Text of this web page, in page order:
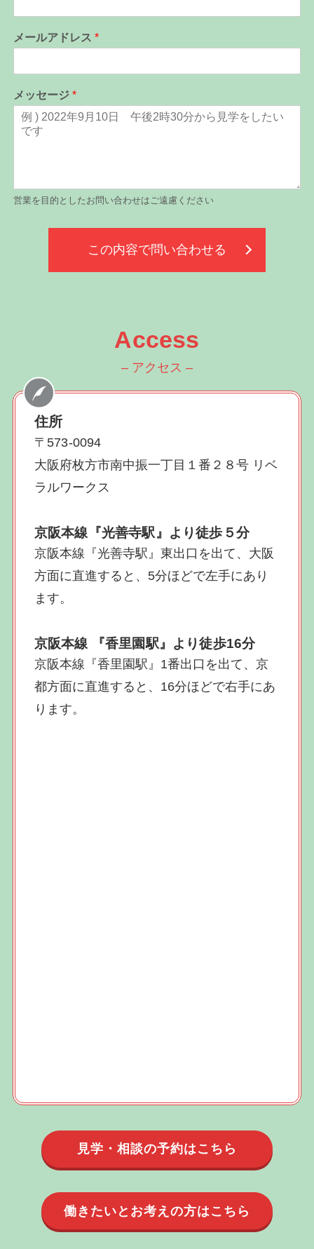
メールアドレス *
メッセージ *
営業を目的としたお問い合わせはご遠慮ください
この内容で問い合わせる
Access
– アクセス –
住所
〒573-0094
大阪府枚方市南中振一丁目１番２８号 リベ
ラルワークス
京阪本線『光善寺駅』より徒歩５分
京阪本線『光善寺駅』東出口を出て、大阪
方面に直進すると、5分ほどで左手にあり
ます。
京阪本線 『香里園駅』より徒歩16分
京阪本線『香里園駅』1番出口を出て、京
都方面に直進すると、16分ほどで右手にあ
ります。
見学・相談の予約はこちら
働きたいとお考えの方はこちら